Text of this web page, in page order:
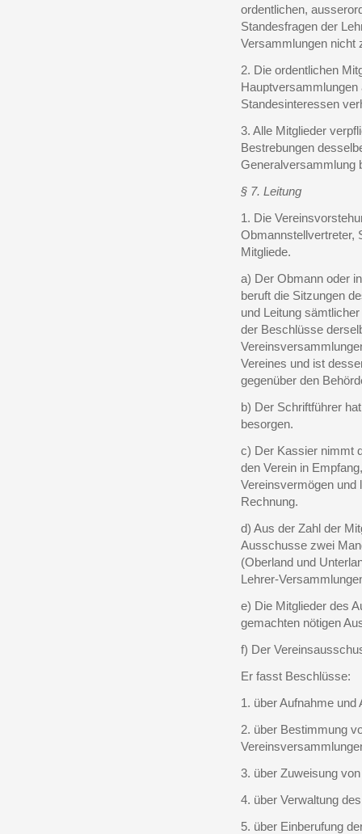
ordentlichen,
Standesfragen der
Versammlungen nicht
2. Die ordentlichen
Hauptversammlungen
Standesinteressen
3. Alle Mitglieder
Bestrebungen
Generalversammlung
§ 7. Leitung
1. Die
Obmannstellvertreter,
Mitgliede.
a) Der Obmann oder
beruft die Sitzungen
und Leitung
der Beschlüsse
Vereines und ist
gegenüber den
b) Der Schriftführer
besorgen.
c) Der Kassier nimmt
den Verein in
Vereinsvermögen
Rechnung.
d) Aus der Zahl der
Ausschusse zwei
(Oberland und
Lehrer-
e) Die Mitglieder des
gemachten nötigen
f) Der
Er fasst Beschlüsse:
1. über Aufnahme
2. über Bestimmung
3. über Zuweisung
4. über Verwaltung
5. über Einberufung